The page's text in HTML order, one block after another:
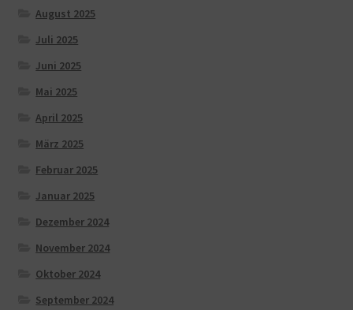
August 2025
Juli 2025
Juni 2025
Mai 2025
April 2025
März 2025
Februar 2025
Januar 2025
Dezember 2024
November 2024
Oktober 2024
September 2024